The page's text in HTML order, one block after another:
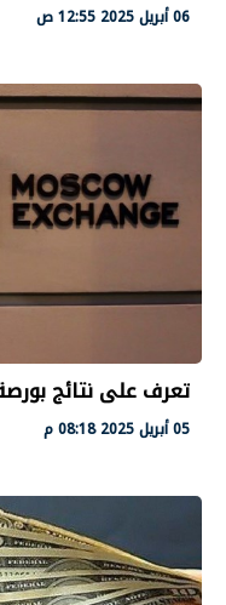
06 أبريل 2025 12:55 ص
تعرف على نتائج
05 أبريل 2025 08:18 م